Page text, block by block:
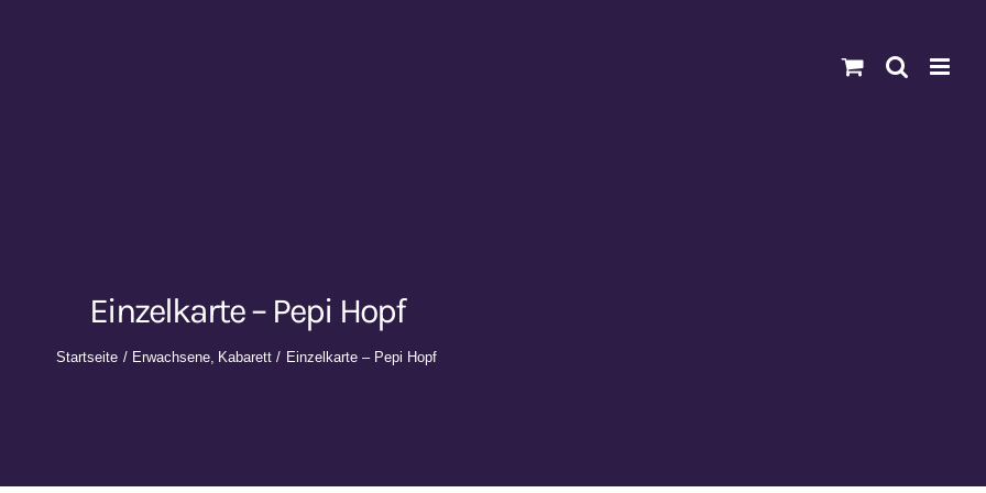
Einzelkarte – Pepi Hopf
Startseite Erwachsene Kabarett Einzelkarte – Pepi Hopf